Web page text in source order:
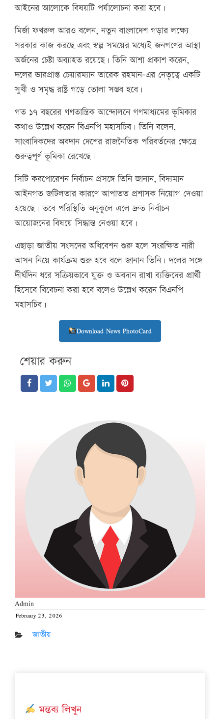
আইনের আলোকে বিষয়টি পর্যালোচনা করা হবে।
মির্জা ফখরুল আরও বলেন, নতুন বাংলাদেশ গড়ার লক্ষ্যে
সরকার কাজ করছে এবং স্বল্প সময়ের মধ্যেই জনগণের আস্থা
অর্জনের চেষ্টা অব্যাহত রয়েছে। তিনি আশা প্রকাশ করেন,
দলের ভারপ্রাপ্ত চেয়ারম্যান তারেক রহমান-এর নেতৃত্বে একটি
সুখী ও সমৃদ্ধ রাষ্ট্র গড়ে তোলা সম্ভব হবে।
গত ১৭ বছরের গণতান্ত্রিক আন্দোলনে গণমাধ্যমের ভূমিকার
কথাও উল্লেখ করেন বিএনপি মহাসচিব। তিনি বলেন,
সাংবাদিকদের অবদান দেশের রাজনৈতিক পরিবর্তনের ক্ষেত্রে
গুরুত্বপূর্ণ ভূমিকা রেখেছে।
সিটি করপোরেশন নির্বাচন প্রসঙ্গে তিনি জানান, বিদ্যমান
আইনগত জটিলতার কারণে আপাতত প্রশাসক নিয়োগ দেওয়া
হয়েছে। তবে পরিস্থিতি অনুকূলে এলে দ্রুত নির্বাচন
আয়োজনের বিষয়ে সিদ্ধান্ত নেওয়া হবে।
এছাড়া জাতীয় সংসদের অধিবেশন শুরু হলে সংরক্ষিত নারী
আসন নিয়ে কার্যক্রম শুরু হবে বলে জানান তিনি। দলের সঙ্গে
দীর্ঘদিন ধরে সক্রিয়ভাবে যুক্ত ও অবদান রাখা ব্যক্তিদের প্রার্থী
হিসেবে বিবেচনা করা হবে বলেও উল্লেখ করেন বিএনপি
মহাসচিব।
Download News PhotoCard
শেয়ার করুন
Admin
Posted
on
February 23, 2026
জাতীয়
মন্তব্য লিখুন